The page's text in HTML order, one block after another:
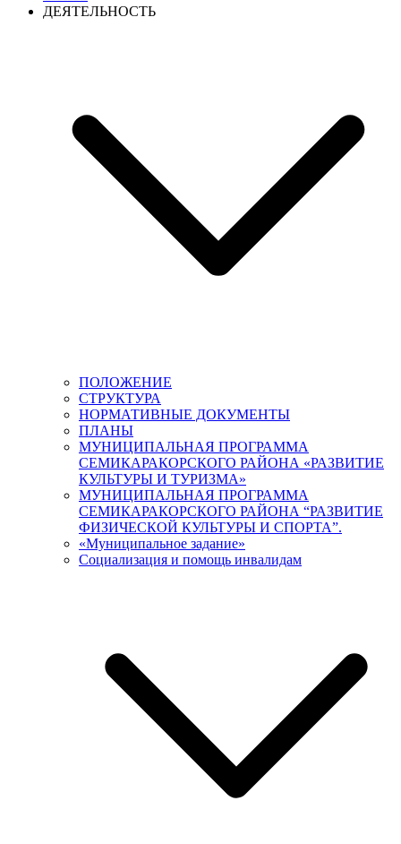
ДЕЯТЕЛЬНОСТЬ
ПОЛОЖЕНИЕ
СТРУКТУРА
НОРМАТИВНЫЕ ДОКУМЕНТЫ
ПЛАНЫ
МУНИЦИПАЛЬНАЯ ПРОГРАММА
СЕМИКАРАКОРСКОГО РАЙОНА «РАЗВИТИЕ
КУЛЬТУРЫ И ТУРИЗМА»
МУНИЦИПАЛЬНАЯ ПРОГРАММА
СЕМИКАРАКОРСКОГО РАЙОНА “РАЗВИТИЕ
ФИЗИЧЕСКОЙ КУЛЬТУРЫ И СПОРТА”.
«Муниципальное задание»
Социализация и помощь инвалидам